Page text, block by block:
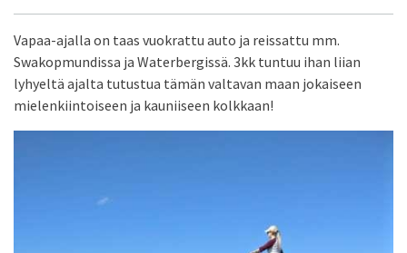
Vapaa-ajalla on taas vuokrattu auto ja reissattu mm.
Swakopmundissa ja Waterbergissä. 3kk tuntuu ihan liian
lyhyeltä ajalta tutustua tämän valtavan maan jokaiseen
mielenkiintoiseen ja kauniiseen kolkkaan!